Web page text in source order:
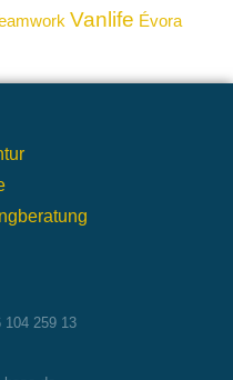
Vanlife Évora
104 259 13